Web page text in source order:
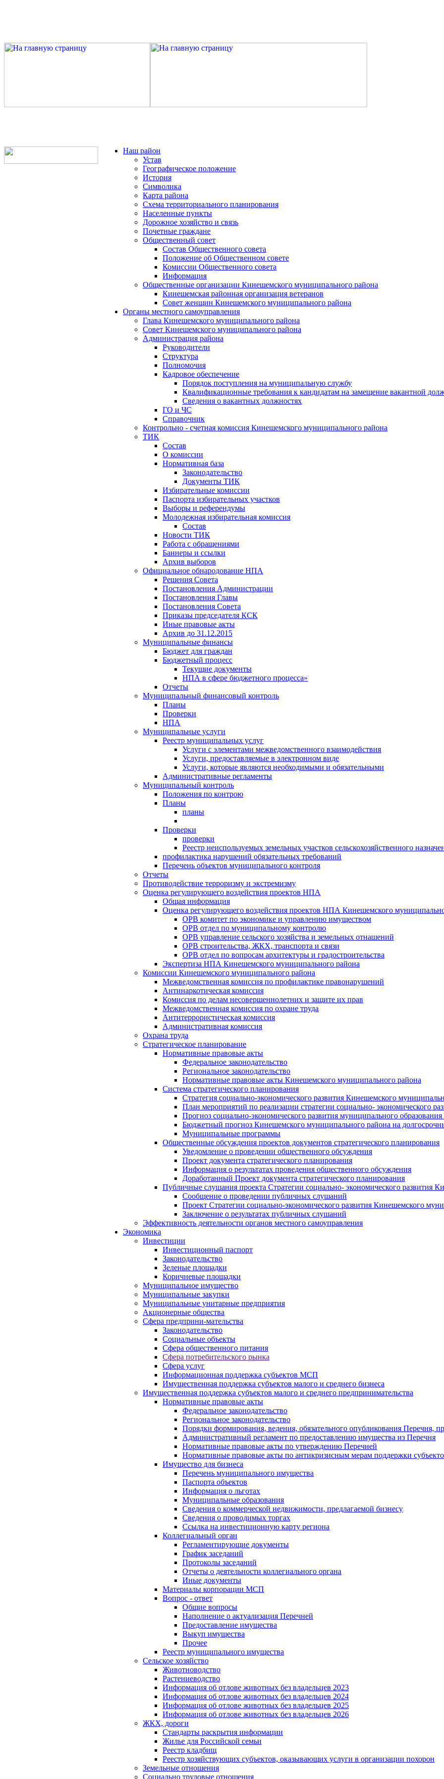
Наш район
Устав
Географическое положение
История
Символика
Карта района
Схема территориального планирования
Населенные пункты
Дорожное хозяйство и связь
Почетные граждане
Общественный совет
Состав Общественного совета
Положение об Общественном совете
Комиссии Общественного совета
Информация
Общественные организации Кинешемского муниципального района
Кинешемская районная организация ветеранов
Совет женщин Кинешемского муниципального района
Органы местного самоуправления
Глава Кинешемского муниципального района
Совет Кинешемского муниципального района
Администрация района
Руководители
Структура
Полномочия
Кадровое обеспечение
Порядок поступления на муниципальную службу
Квалификационные требования к кандидатам на замещение вакантной
Сведения о вакантных должностях
ГО и ЧС
Справочник
Контрольно - счетная комиссия Кинешемского муниципального района
ТИК
Состав
О комиссии
Нормативная база
Законодательство
Документы ТИК
Избирательные комиссии
Паспорта избирательных участков
Выборы и референдумы
Молодежная избирательная комиссия
Состав
Новости ТИК
Работа с обращениями
Баннеры и ссылки
Архив выборов
Официальное обнародование НПА
Решения Совета
Постановления Администрации
Постановления Главы
Постановления Совета
Приказы председателя КСК
Иные правовые акты
Архив до 31.12.2015
Муниципальные финансы
Бюджет для граждан
Бюджетный процесс
Текущие документы
НПА в сфере бюджетного процесса»
Отчеты
Муниципальный финансовый контроль
Планы
Проверки
НПА
Муниципальные услуги
Реестр муниципальных услуг
Услуги с элементами межведомственного взаимодействия
Услуги, предоставляемые в электронном виде
Услуги, которые являются необходимыми и обязательными
Административные регламенты
Муниципальный контроль
Положения по контрою
Планы
планы
Проверки
проверки
Реестр неиспользуемых земельных участков сельскохозяйственного
профилактика нарушений обязательных требований
Перечень объектов муниципального контроля
Отчеты
Противодействие терроризму и экстремизму
Оценка регулирующего воздействия проектов НПА
Общая информация
Оценка регулирующего воздействия проектов НПА Кинешемского
ОРВ комитет по экономике и управлению имуществом
ОРВ отдел по муниципальному контролю
ОРВ управление сельского хозяйства и земельных отнашений
ОРВ строительства, ЖКХ, транспорта и связи
ОРВ отдел по вопросам архитектуры и градостроительства
Экспертиза НПА Кинешемского муниципального района
Комиссии Кинешемского муниципального района
Межведомственная комиссия по профилактике правонарушений
Антинаркотическая комиссия
Комиссия по делам несовершеннолетних и защите их прав
Межведомственная комиссия по охране труда
Антитеррористическая комиссия
Административная комиссия
Охрана труда
Стратегическое планирование
Нормативные правовые акты
Федеральное законодательство
Региональное законодательство
Нормативные правовые акты Кинешемского муниципального района
Система стратегического планирования
Стратегия социально-экономического развития Кинешемского
План мероприятий по реализации стратегии социально- экономического
Прогноз социально-экономического развития муниципального
Бюджетный прогноз Кинешемского муниципального района на
Муниципальные программы
Общественные обсуждения проектов документов стратегического планирования
Уведомление о проведении общественного обсуждения
Проект документа стратегического планирования
Информация о результатах проведения общественного обсуждения
Доработанный Проект документа стратегического планирования
Публичные слушания проекта Стратегии социально- экономического развития
Сообщение о проведении публичных слушаний
Проект Стратегии социально-экономического развития Кинешемского
Заключение о результатах публичных слушаний
Эффективность деятельности органов местного самоуправления
Экономика
Инвестиции
Инвестиционный паспорт
Законодательство
Зеленые площадки
Коричневые площадки
Муниципальное имущество
Муниципальные закупки
Муниципальные унитарные предприятия
Акционерные общества
Сфера предприни-мательства
Законодательство
Социальные объекты
Сфера общественного питания
Сфера потребительского рынка
Сфера услуг
Информационная поддержка субъектов МСП
Имущественная поддержка субъектов малого и среднего бизнеса
Имущественная поддержка субъектов малого и среднего предпринимательства
Нормативные правовые акты
Федеральное законодательство
Региональное законодательство
Порядки формирования, ведения, обязательного опубликования Перечня,
Административный регламент по предоставлению имущества из Перечня
Нормативные правовые акты по утверждению Перечней
Нормативные правовые акты по антикризисным мерам поддержки
Имущество для бизнеса
Перечень муниципального имущества
Паспорта объектов
Информация о льготах
Муниципальные образования
Сведения о коммерческой недвижимости, предлагаемой бизнесу
Сведения о проводимых торгах
Ссылка на инвестиционную карту региона
Коллегиальный орган
Регламентирующие документы
График заседаний
Протоколы заседаний
Отчеты о деятельности коллегиального органа
Иные документы
Материалы корпорации МСП
Вопрос - ответ
Общие вопросы
Наполнение о актуализация Перечней
Предоставление имущества
Выкуп имущества
Прочее
Реестр муниципального имущества
Сельское хозяйство
Животноводство
Растениеводство
Информация об отлове животных без владельцев 2023
Информация об отлове животных без владельцев 2024
Информация об отлове животных без владельцев 2025
Информация об отлове животных без владельцев 2026
ЖКХ, дороги
Стандарты раскрытия информации
Жилье для Российской семьи
Реестр кладбищ
Реестр хозяйствующих субъектов, оказывающих услуги в организации похорон
Земельные отношения
Социально трудовые отношения